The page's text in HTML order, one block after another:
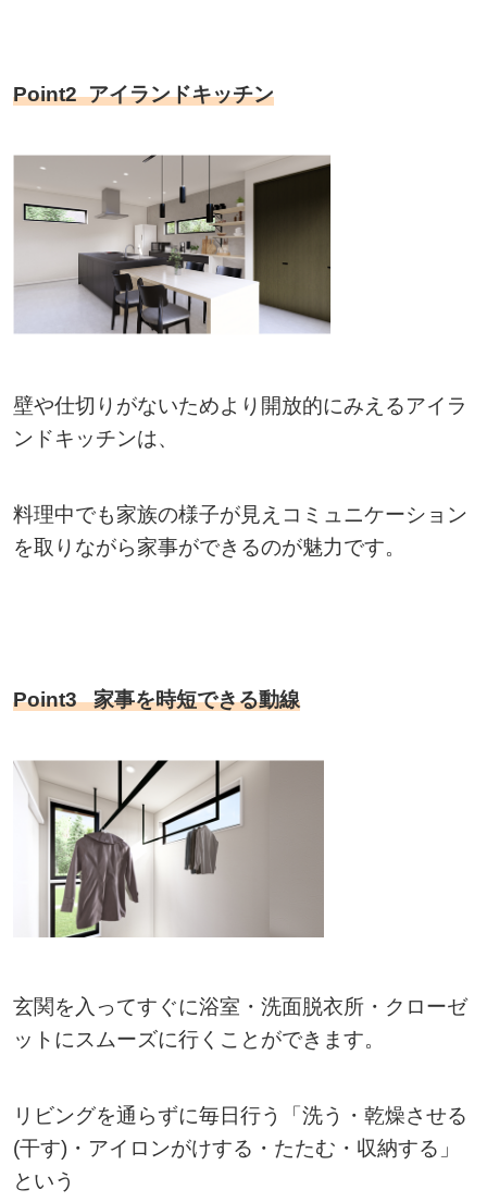
Point2アイランドキッチン
壁や仕切りがないためより開放的にみえるアイラ
ンドキッチンは、
料理中でも家族の様子が見えコミュニケーション
を取りながら家事ができるのが魅力です。
Point3 家事を時短できる動線
玄関を入ってすぐに浴室・洗面脱衣所・クローゼ
ットにスムーズに行くことができます。
リビングを通らずに毎日行う「洗う・乾燥させる
(干す)・アイロンがけする・たたむ・収納する」
という